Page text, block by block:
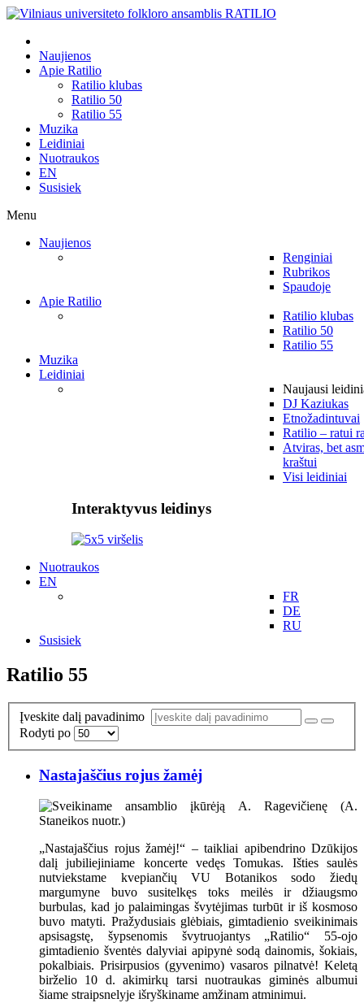
Naujienos
Apie Ratilio
Ratilio klubas
Ratilio 50
Ratilio 55
Muzika
Leidiniai
Nuotraukos
EN
Susisiek
Menu
Naujienos
Renginiai
Rubrikos
Spaudoje
Apie Ratilio
Ratilio klubas
Ratilio 50
Ratilio 55
Muzika
Leidiniai
Naujausi
DJ Kaziukas
Etnožadintuvai
Ratilio – ratui
Atviras, bet
kraštui
Visi leidiniai
Interaktyvus leidinys
Nuotraukos
EN
FR
DE
RU
Susisiek
Ratilio 55
Įveskite dalį pavadinimo
Rodyti po
Nastajaščius rojus žamėj
„Nastajaščius rojus žamėj!“ – taikliai apibendrino Dzūkijos
dalį jubiliejiniame koncerte vedęs Tomukas. Išties saulės
nutviekstame kvepiančių VU Botanikos sodo žiedų
margumyne buvo susitelkęs toks meilės ir džiaugsmo
burbulas, kad jo palaimingas švytėjimas turbūt ir iš kosmoso
buvo matyti. Pražydusiais glėbiais, gimtadienio sveikinimais
apsisagstę, šypsenomis švytruojantys „Ratilio“ 55-ojo
gimtadienio šventės dalyviai apipynė sodą dainomis, šokiais,
pokalbiais. Prisirpusios (gyvenimo) vasaros pilnatvė! Keletą
birželio 10 d. akimirkų tarsi nuotraukas giminės albumui
šiame straipsnelyje išryškiname amžinam atminimui.